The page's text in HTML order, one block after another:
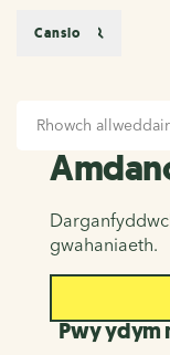
Chwilio
Amdanom ni
gwahaniaeth.
Pwy ydym
Canslo